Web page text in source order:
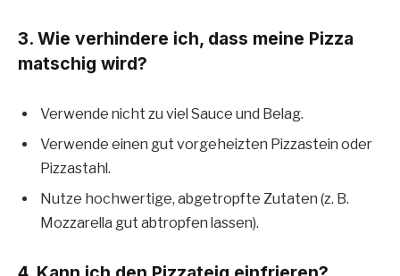
3. Wie verhindere ich, dass meine Pizza
matschig wird?
Verwende nicht zu viel Sauce und Belag.
Verwende einen gut vorgeheizten Pizzastein oder
Pizzastahl.
Nutze hochwertige, abgetropfte Zutaten (z. B.
Mozzarella gut abtropfen lassen).